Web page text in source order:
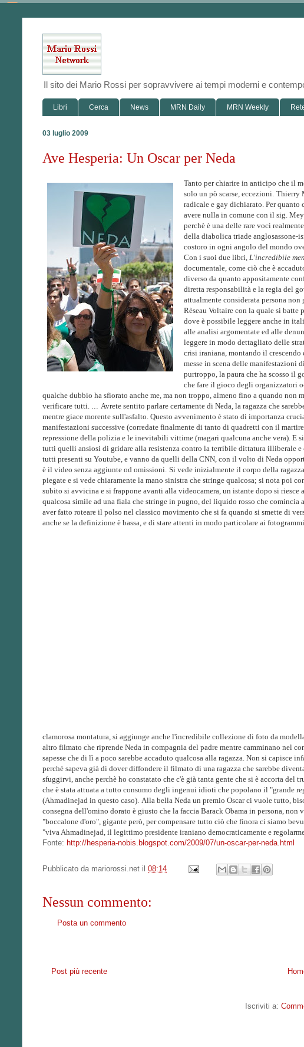
Il sito dei Mario Rossi per sopravvivere ai tempi moderni e
Libri Cerca News MRN Daily MRN Weekly
03 luglio 2009
Ave Hesperia: Un Oscar per Neda
Tanto per chiarire in anticipo che il
solo un pò scarse, eccezioni. Thierry
radicale e gay dichiarato. Per quanto
avere nulla in comune con il sig.
perchè è una delle rare voci
della diabolica triade anglosassone-
costoro in ogni angolo del mondo
Con i suoi due libri, L'incredibile
documentale, come ciò che è
diverso da quanto appositamente
diretta responsabilità e la regia del
attualmente considerata persona non
Rèseau Voltaire con la quale si batte
dove è possibile leggere anche in
alle analisi argomentate ed alle
leggere in modo dettagliato delle
crisi iraniana, montando il
messe in scena delle manifestazioni
purtroppo, la paura che ha scosso il
che fare il gioco degli organizzatori
qualche dubbio ha sfiorato anche me, ma non troppo, almeno fino a quando
verificare tutti.
Avrete sentito parlare certamente di Neda, la ragazza che
mentre giace morente sull'asfalto. Questo avvenimento è stato di importanza
manifestazioni successive (corredate finalmente di tanto di quadretti con il
repressione della polizia e le inevitabili vittime (magari qualcuna anche vera). E
tutti quelli ansiosi di gridare alla resistenza contro la terribile dittatura illiberale e
tutti presenti su Youtube, e vanno da quelli della CNN, con il volto di Neda
è il video senza aggiunte od omissioni. Si vede inizialmente il corpo della
piegate e si vede chiaramente la mano sinistra che stringe qualcosa; si nota poi
subito si avvicina e si frappone avanti alla videocamera, un istante dopo si
qualcosa simile ad una fiala che stringe in pugno, del liquido rosso che
aver fatto roteare il polso nel classico movimento che si fa quando si smette di
anche se la definizione è bassa, e di stare attenti in modo particolare ai
clamorosa montatura, si aggiunge anche l'incredibile collezione di foto da
altro filmato che riprende Neda in compagnia del padre mentre camminano nel
sapesse che di lì a poco sarebbe accaduto qualcosa alla ragazza. Non si capisce
perchè sapeva già di dover diffondere il filmato di una ragazza che sarebbe
sfuggirvi, anche perchè ho constatato che c'è già tanta gente che si è accorta del
che è stata attuata a tutto consumo degli ingenui idioti che popolano il "grande
(Ahmadinejad in questo caso). Alla bella Neda un premio Oscar ci vuole tutto,
consegna dell'omino dorato è giusto che la faccia Barack Obama in persona,
"boccalone d'oro", gigante però, per compensare tutto ciò che finora ci siamo
"viva Ahmadinejad, il legittimo presidente iraniano democraticamente e
Fonte: http://hesperia-nobis.blogspot.com/2009/07/un-oscar-per-neda.html
Pubblicato da mariorossi.net il 08:14
Nessun commento:
Posta un commento
Post più recente
Iscriviti a: